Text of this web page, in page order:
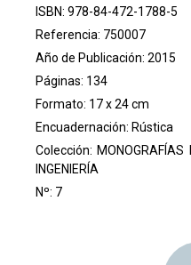
ISBN: 978-84-472-1788-5
Referencia: 750007
Año de Publicación: 2015
Páginas: 134
Formato: 17 x 24 cm
Encuadernación: Rústica
Colección: MONOGRAFÍAS
INGENIERÍA
Nº: 7